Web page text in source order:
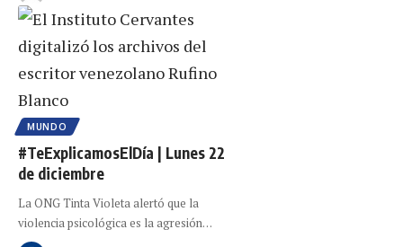
MUNDO
#TeExplicamosElDía | Lunes 22
de diciembre
La ONG Tinta Violeta alertó que la
violencia psicológica es la agresión…